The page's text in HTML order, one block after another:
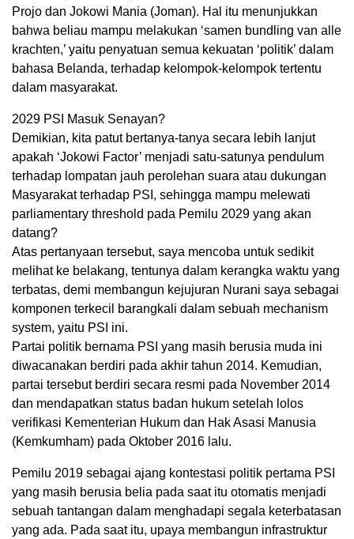
Projo dan Jokowi Mania (Joman). Hal itu menunjukkan
bahwa beliau mampu melakukan ‘samen bundling van alle
krachten,’ yaitu penyatuan semua kekuatan ‘politik’ dalam
bahasa Belanda, terhadap kelompok-kelompok tertentu
dalam masyarakat.
2029 PSI Masuk Senayan?
Demikian, kita patut bertanya-tanya secara lebih lanjut
apakah ‘Jokowi Factor’ menjadi satu-satunya pendulum
terhadap lompatan jauh perolehan suara atau dukungan
Masyarakat terhadap PSI, sehingga mampu melewati
parliamentary threshold pada Pemilu 2029 yang akan
datang?
Atas pertanyaan tersebut, saya mencoba untuk sedikit
melihat ke belakang, tentunya dalam kerangka waktu yang
terbatas, demi membangun kejujuran Nurani saya sebagai
komponen terkecil barangkali dalam sebuah mechanism
system, yaitu PSI ini.
Partai politik bernama PSI yang masih berusia muda ini
diwacanakan berdiri pada akhir tahun 2014. Kemudian,
partai tersebut berdiri secara resmi pada November 2014
dan mendapatkan status badan hukum setelah lolos
verifikasi Kementerian Hukum dan Hak Asasi Manusia
(Kemkumham) pada Oktober 2016 lalu.
Pemilu 2019 sebagai ajang kontestasi politik pertama PSI
yang masih berusia belia pada saat itu otomatis menjadi
sebuah tantangan dalam menghadapi segala keterbatasan
yang ada. Pada saat itu, upaya membangun infrastruktur